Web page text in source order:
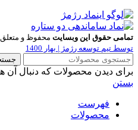
تمامی حقوق این وبسایت محفوظ و متعلق
توسط تیم توسعه رژمژ | بهار 1400
برای دیدن محصولات که دنبال آن
بستن
فهرست
محصولات